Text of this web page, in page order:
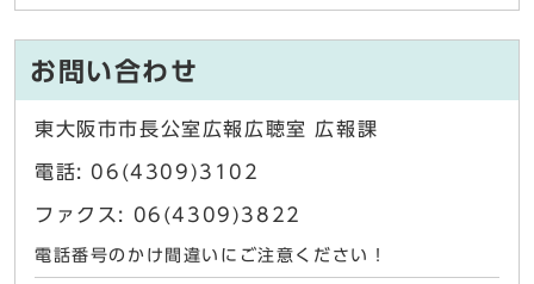
お問い合わせ
東大阪市市長公室広報広聴室 広報課
電話: 06(4309)3102
ファクス: 06(4309)3822
電話番号のかけ間違いにご注意ください！